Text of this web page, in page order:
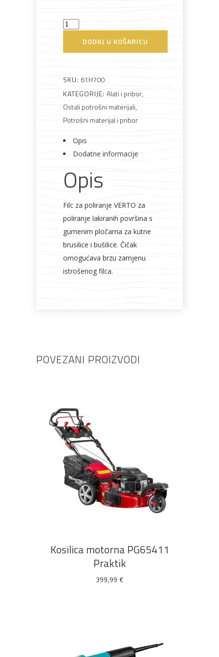
Metalna
galanterija
Elektromaterijal
Vijčana
roba
Okovi
Filc
količina
DODAJ U KOŠARICU
SKU: 61H700
KATEGORIJE: Alati i pribor,
Ostali potrošni materijali,
Potrošni materijal i pribor
Opis
Dodatne informacije
Opis
Filc za poliranje VERTO za
poliranje lakiranih površina s
gumenim pločama za kutne
brusilice i bušilice. Čičak
omogućava brzu zamjenu
istrošenog filca.
POVEZANI PROIZVODI
DODAJ U KOŠARICU
Kosilica motorna PG65411
Praktik
399,99 €